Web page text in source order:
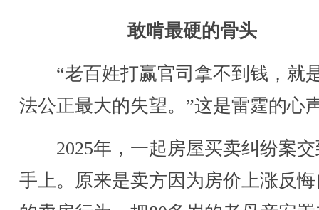
敢啃最硬的骨头
“老百姓打赢官司拿不到钱，就
法公正最大的失望。”这是雷霆的心
2025年，一起房屋买卖纠纷案交
手上。原来是卖方因为房价上涨反